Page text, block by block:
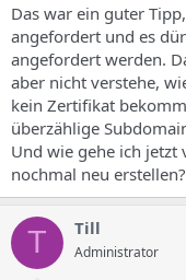
Das war ein guter
angefordert und es
angefordert werden.
aber nicht verstehe,
kein Zertifikat
überzählige
Und wie gehe ich jetzt
nochmal neu erstellen?
T Till
Administrator